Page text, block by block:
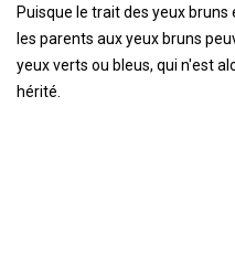
Puisque le trait des yeux
les parents aux yeux bruns
yeux verts ou bleus, qui n'est
hérité.